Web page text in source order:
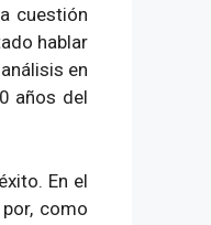
cuestión
hablar
en
años del
En el
como